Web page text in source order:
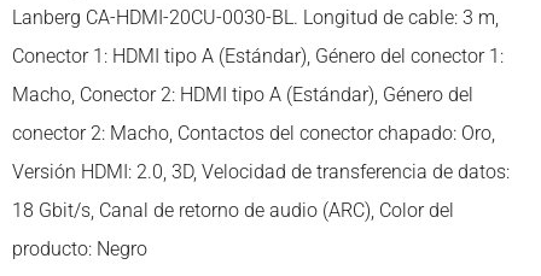
Lanberg CA-HDMI-20CU-0030-BL. Longitud de cable: 3 m,
Conector 1: HDMI tipo A (Estándar), Género del conector 1:
Macho, Conector 2: HDMI tipo A (Estándar), Género del
conector 2: Macho, Contactos del conector chapado: Oro,
Versión HDMI: 2.0, 3D, Velocidad de transferencia de datos:
18 Gbit/s, Canal de retorno de audio (ARC), Color del
producto: Negro